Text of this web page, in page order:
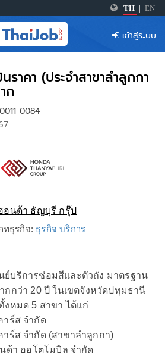
TH EN
เข้าสู่ระบบ
ราคา (ประจำสาขาลำลูกกา
ก
0084
อนด้า ธัญบุรี กรุ๊ป
ทธุรกิจ: ธุรกิจ บริการ
บริการซ่อมสีและตัวถัง มาตรฐาน
กกว่า 20 ปี ในเขตจังหวัดปทุมธานี
งหมด 5 สาขา ได้แก่
ร์ส จำกัด
ร์ส จำกัด (สาขาลำลูกกา)
ด้า ออโตโมบิล จำกัด